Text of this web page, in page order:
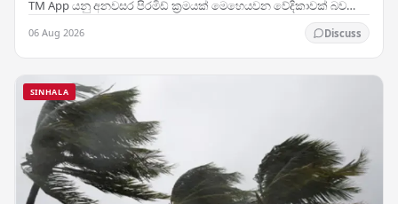
TM App යනු අනවසර පිරමිඩ් ක්‍රමයක් මෙහෙයවන වේදිකාවක් බව
06 Aug 2026 Discuss
SINHALA